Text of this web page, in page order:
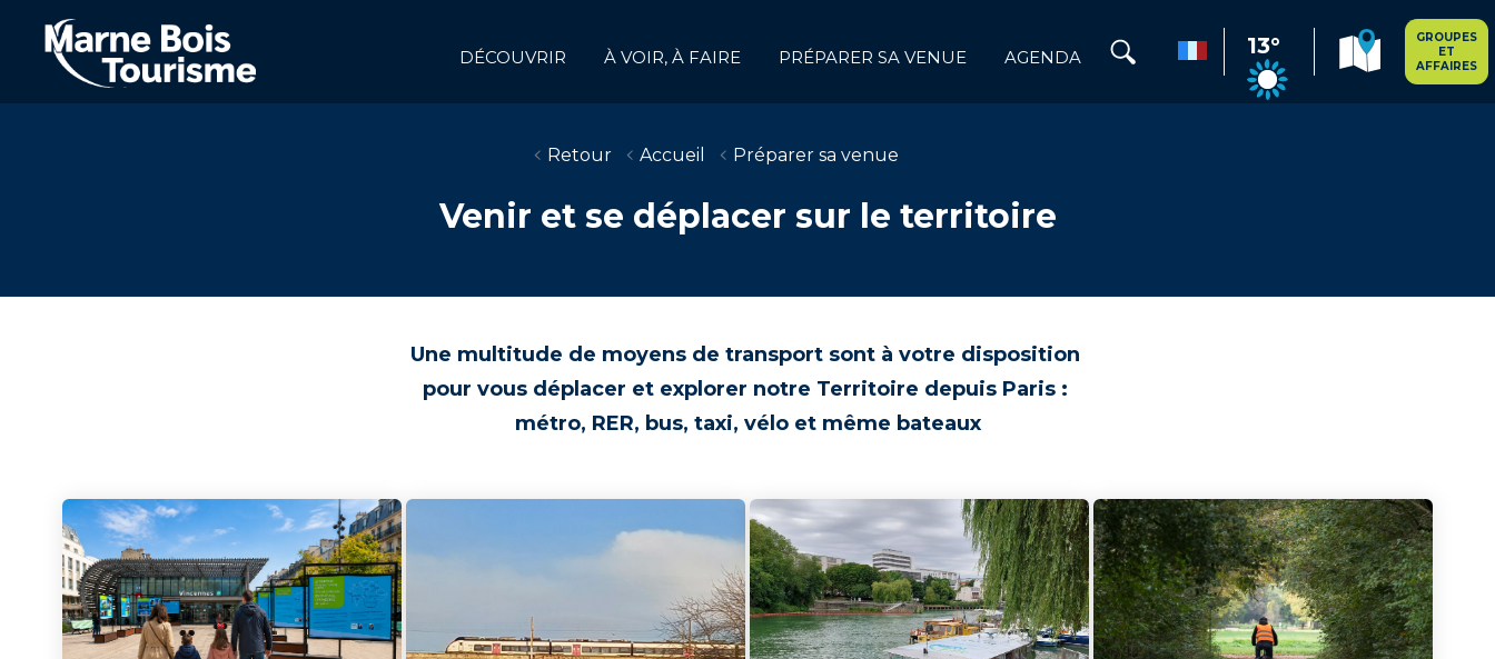
contenu
principal
NAVIGATION
DÉCOUVRIR À VOIR, À FAIRE PRÉPARER SA VENUE AGENDA 13°
GROUPES
ET
AFFAIRES
Retour Accueil Préparer sa venue
Venir et se déplacer sur le territoire
Une multitude de moyens de transport sont à votre disposition
pour vous déplacer et explorer notre Territoire depuis Paris :
métro, RER, bus, taxi, vélo et même bateaux